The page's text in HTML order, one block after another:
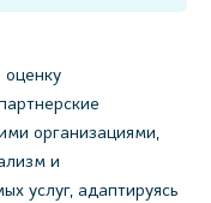
оценку
организациями,
и
услуг, адаптируясь